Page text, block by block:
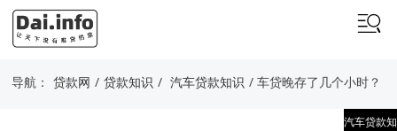
导航： 贷款网 / 贷款知识 / 汽车贷款知识 / 车贷晚存了几个小时？
汽车贷款知